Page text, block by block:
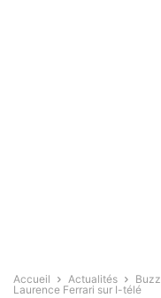
Accueil Actualités Buzz
Laurence Ferrari sur I-télé